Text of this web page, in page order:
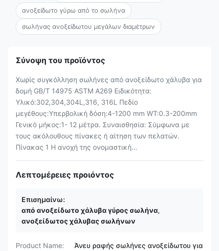
ανοξείδωτο γύρω από το σωλήνα
σωλήνας ανοξείδωτου μεγάλων διαμέτρων
Σύνοψη του προϊόντος
Χωρίς συγκόλληση σωλήνες από ανοξείδωτο χάλυβα για
δομή GB/T 14975 ASTM A269 Ειδικότητα:
Υλικό:302,304,304L,316, 316L Πεδίο
μεγέθους:Υπερβολική δόση:4-1200 mm WT:0.3-200mm
Γενικό μήκος:1- 12 μέτρα. Συναισθησία: Σύμφωνα με
τους ακόλουθους πίνακες ή αίτηση των πελατών.
Πίνακας 1 Η ανοχή της ονομαστική...
Λεπτομέρειες προιόντος
Επισημαίνω:
από ανοξείδωτο χάλυβα γύρος σωλήνα,
ανοξείδωτος χάλυβας σωλήνων
Product Name:
Άνευ ραφής σωλήνες ανοξείδωτου για